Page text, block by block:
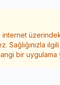
internet
bir uygulama